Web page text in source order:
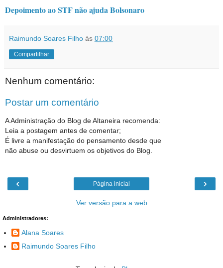
Depoimento ao STF não ajuda Bolsonaro
Raimundo Soares Filho às 07:00
Compartilhar
Nenhum comentário:
Postar um comentário
A Administração do Blog de Altaneira recomenda:
Leia a postagem antes de comentar;
É livre a manifestação do pensamento desde que
não abuse ou desvirtuem os objetivos do Blog.
‹ ›
Página inicial
Ver versão para a web
Administradores:
Alana Soares
Raimundo Soares Filho